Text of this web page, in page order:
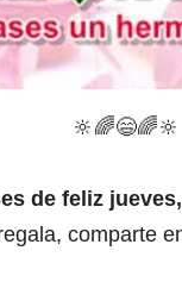
🔆 🌈😄🌈🔆
de feliz jueves,
comparte